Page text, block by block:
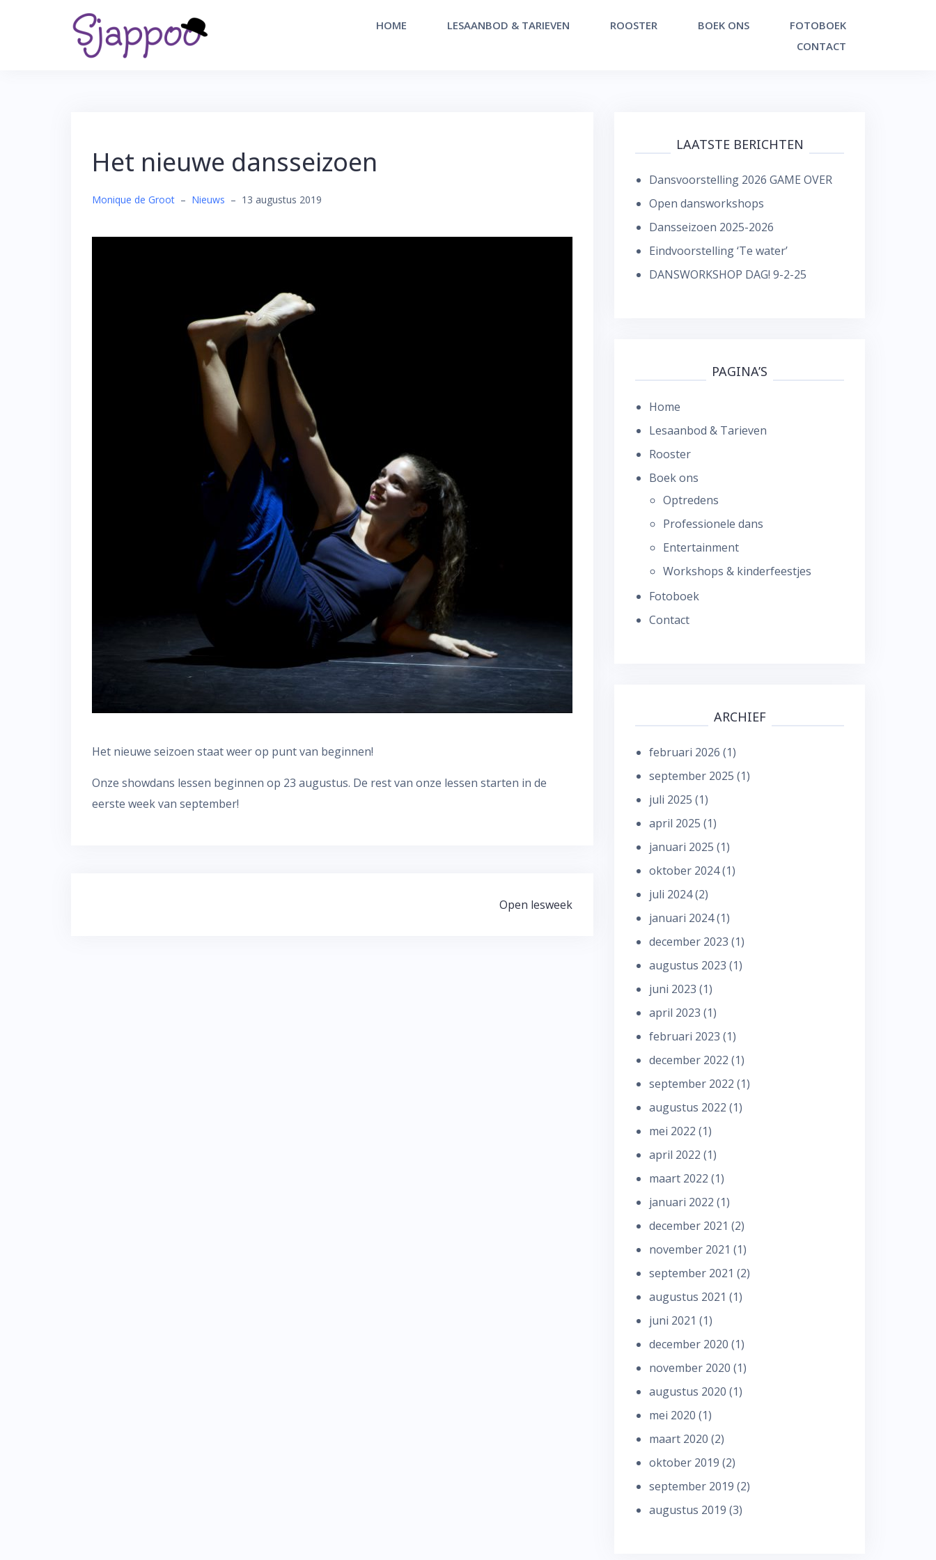
HOME LESAANBOD & TARIEVEN ROOSTER BOEK ONS
FOTOBOEK
CONTACT
Het nieuwe dansseizoen
Monique de Groot – Nieuws – 13 augustus 2019
Het nieuwe seizoen staat weer op punt van beginnen!
Onze showdans lessen beginnen op 23 augustus. De rest van onze lessen starten in de
eerste week van september!
Open lesweek
LAATSTE BERICHTEN
Dansvoorstelling 2026 GAME OVER
Open dansworkshops
Dansseizoen 2025-2026
Eindvoorstelling ‘Te water’
DANSWORKSHOP DAG! 9-2-25
PAGINA’S
Home
Lesaanbod & Tarieven
Rooster
Boek ons
Optredens
Professionele dans
Entertainment
Workshops & kinderfeestjes
Fotoboek
Contact
ARCHIEF
februari 2026 (1)
september 2025 (1)
juli 2025 (1)
april 2025 (1)
januari 2025 (1)
oktober 2024(1)
juli 2024(2)
januari 2024(1)
december 2023 (1)
augustus 2023 (1)
juni 2023 (1)
april 2023 (1)
februari 2023 (1)
december 2022 (1)
september 2022 (1)
augustus 2022 (1)
mei 2022 (1)
april 2022 (1)
maart 2022 (1)
januari 2022 (1)
december 2021 (2)
november 2021 (1)
september 2021 (2)
augustus 2021 (1)
juni 2021 (1)
december 2020 (1)
november 2020 (1)
augustus 2020 (1)
mei 2020 (1)
maart 2020 (2)
oktober 2019 (2)
september 2019 (2)
augustus 2019 (3)